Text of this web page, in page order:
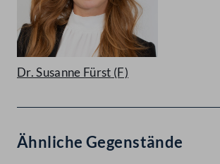
Dr. Susanne Fürst (F)
Ähnliche Gegenstände